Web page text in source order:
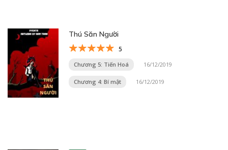
Thú Săn Người
5
Chương 5: Tiến Hoá 16/12/2019
Chương 4: Bí mật 16/12/2019